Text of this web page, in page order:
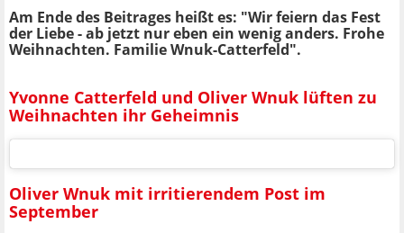
Am Ende des Beitrages heißt es: "Wir feiern das Fest
der Liebe - ab jetzt nur eben ein wenig anders. Frohe
Weihnachten. Familie Wnuk-Catterfeld".
Yvonne Catterfeld und Oliver Wnuk lüften zu
Weihnachten ihr Geheimnis
Oliver Wnuk mit irritierendem Post im
September